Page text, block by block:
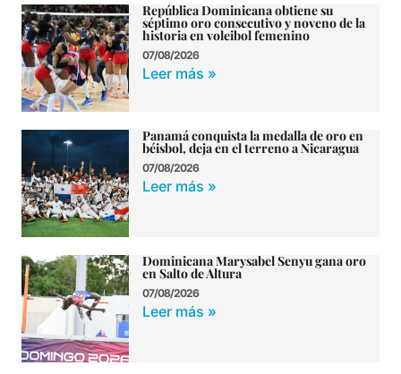
República Dominicana obtiene su
séptimo oro consecutivo y noveno de la
historia en voleibol femenino
07/08/2026
Leer más »
Panamá conquista la medalla de oro en
béisbol, deja en el terreno a Nicaragua
07/08/2026
Leer más »
Dominicana Marysabel Senyu gana oro
en Salto de Altura
07/08/2026
Leer más »